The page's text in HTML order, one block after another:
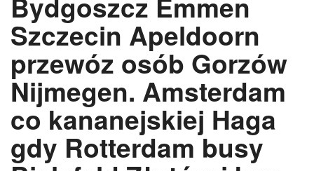
Szczecin Apeldoorn
przewóz osób Gorzów
Nijmegen. Amsterdam
co kananejskiej Haga
gdy Rotterdam busy